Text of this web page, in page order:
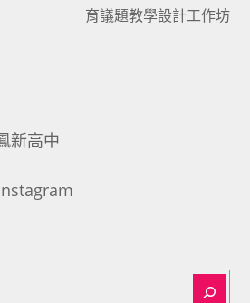
育議題教學設計工作坊
新高中